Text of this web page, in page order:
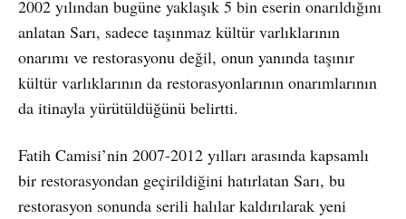
2002 yılından bugüne yaklaşık 5 bin eserin onarıldığını
anlatan Sarı, sadece taşınmaz kültür varlıklarının
onarımı ve restorasyonu değil, onun yanında taşınır
kültür varlıklarının da restorasyonlarının onarımlarının
da itinayla yürütüldüğünü belirtti.
Fatih Camisi’nin 2007-2012 yılları arasında kapsamlı
bir restorasyondan geçirildiğini hatırlatan Sarı, bu
restorasyon sonunda serili halılar kaldırılarak yeni